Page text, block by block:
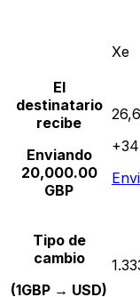
Xe
El
destinatario
recibe
Enviando
20,000.00
GBP
Tipo de
cambio
(1GBP → USD)